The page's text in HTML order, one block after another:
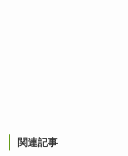
関連記事